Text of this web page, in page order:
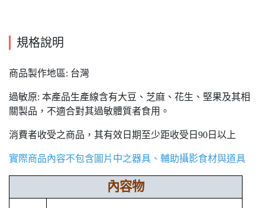
規格說明
商品製作地區: 台灣
過敏原: 本產品生產線含有大豆、芝麻、花生、堅果及其相
關製品，不適合對其過敏體質者食用。
消費者收受之商品，其有效日期至少距收受日90日以上
實際商品內容不包含圖片中之器具、輔助攝影食材與道具
內容物